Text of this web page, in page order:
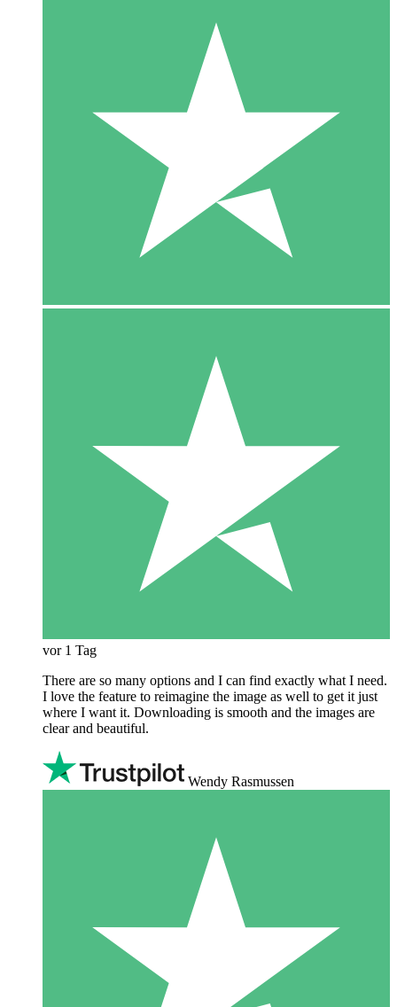
vor 1 Tag
There are so many options and I can find exactly what I need.
I love the feature to reimagine the image as well to get it just
where I want it. Downloading is smooth and the images are
clear and beautiful.
Wendy Rasmussen